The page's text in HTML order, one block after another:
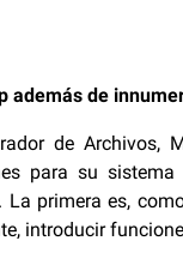
además de
de Archivos,
para su
primera es,
introducir